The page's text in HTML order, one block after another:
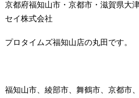
京都府福知山市・京都市・滋賀県大
セイ株式会社
プロタイムズ福知山店の丸田です。
福知山市、綾部市、舞鶴市、京都市